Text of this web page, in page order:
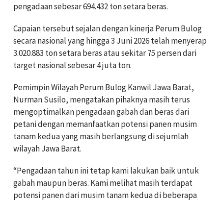
pengadaan sebesar 694.432 ton setara beras.
Capaian tersebut sejalan dengan kinerja Perum Bulog
secara nasional yang hingga 3 Juni 2026 telah menyerap
3.020.883 ton setara beras atau sekitar 75 persen dari
target nasional sebesar 4 juta ton.
Pemimpin Wilayah Perum Bulog Kanwil Jawa Barat,
Nurman Susilo, mengatakan pihaknya masih terus
mengoptimalkan pengadaan gabah dan beras dari
petani dengan memanfaatkan potensi panen musim
tanam kedua yang masih berlangsung di sejumlah
wilayah Jawa Barat.
“Pengadaan tahun ini tetap kami lakukan baik untuk
gabah maupun beras. Kami melihat masih terdapat
potensi panen dari musim tanam kedua di beberapa